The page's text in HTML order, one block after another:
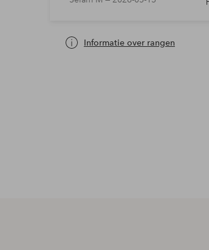
Informatie over rangen